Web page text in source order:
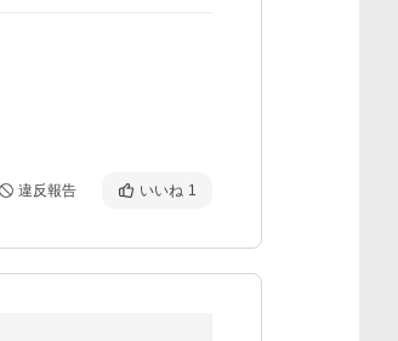
違反報告 いいね 1